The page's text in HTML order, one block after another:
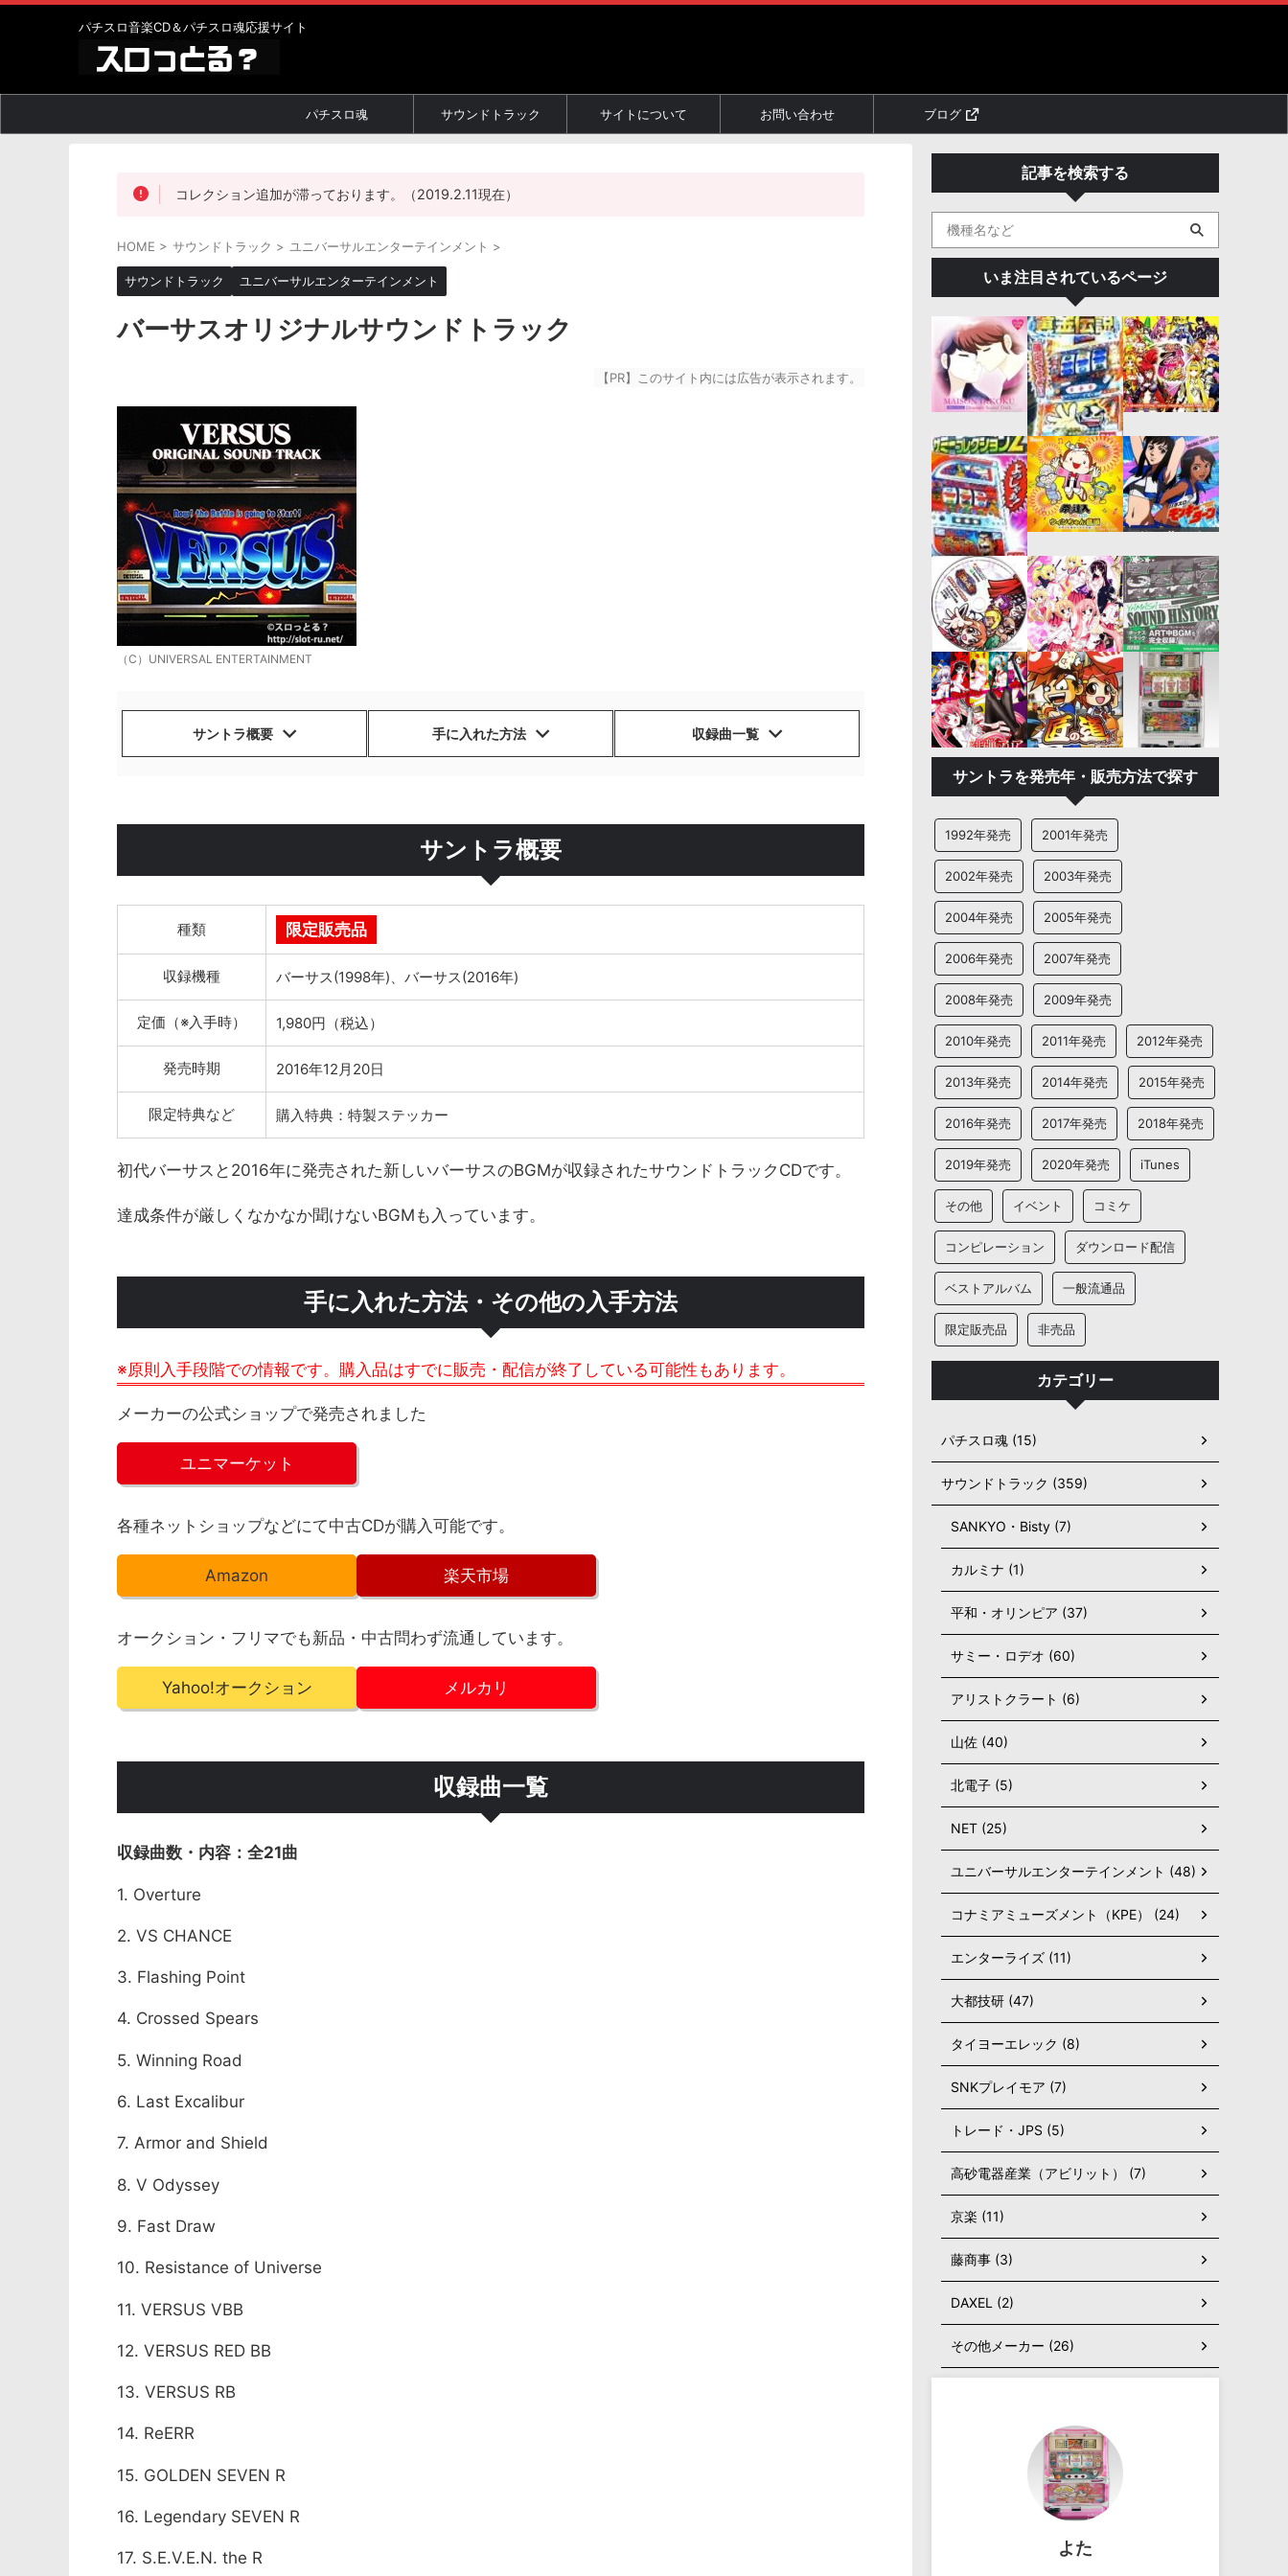
パチスロ音楽CD＆パチスロ魂応援サイト
パチスロ魂 サウンドトラック サイトについて お問い合わせ ブログ
コレクション追加が滞っております。（2019.2.11現在）
HOME > サウンドトラック > ユニバーサルエンターテインメント >
サウンドトラック ユニバーサルエンターテインメント
バーサスオリジナルサウンドトラック
【PR】このサイト内には広告が表示されます。
（C）UNIVERSAL ENTERTAINMENT
サントラ概要 手に入れた方法 収録曲一覧
サントラ概要
種類 限定販売品
収録機種 バーサス(1998年)、バーサス(2016年)
定価（※入手時） 1,980円（税込）
発売時期 2016年12月20日
限定特典など 購入特典：特製ステッカー
初代バーサスと2016年に発売された新しいバーサスのBGMが収録されたサウンドトラックCDです。
達成条件が厳しくなかなか聞けないBGMも入っています。
手に入れた方法・その他の入手方法
※原則入手段階での情報です。購入品はすでに販売・配信が終了している可能性もあります。
メーカーの公式ショップで発売されました
ユニマーケット
各種ネットショップなどにて中古CDが購入可能です。
Amazon 楽天市場
オークション・フリマでも新品・中古問わず流通しています。
Yahoo!オークション メルカリ
収録曲一覧
全21曲
1. Overture
2. VS CHANCE
3. Flashing Point
4. Crossed Spears
5. Winning Road
6. Last Excalibur
7. Armor and Shield
8. V Odyssey
9. Fast Draw
10. Resistance of Universe
11. VERSUS VBB
12. VERSUS RED BB
13. VERSUS RB
14. ReERR
15. GOLDEN SEVEN R
16. Legendary SEVEN R
17. S.E.V.E.N. the R
記事を検索する
いま注目されているページ
サントラを発売年・販売方法で探す
1992年発売 2001年発売
2002年発売 2003年発売
2004年発売 2005年発売
2006年発売 2007年発売
2008年発売 2009年発売
2010年発売 2011年発売 2012年発売
2013年発売 2014年発売 2015年発売
2016年発売 2017年発売 2018年発売
2019年発売 2020年発売 iTunes
その他 イベント コミケ
コンピレーション ダウンロード配信
ベストアルバム 一般流通品
限定販売品 非売品
カテゴリー
パチスロ魂 (15)
サウンドトラック (359)
SANKYO・Bisty (7)
カルミナ (1)
平和・オリンピア (37)
サミー・ロデオ (60)
アリストクラート (6)
山佐 (40)
北電子 (5)
NET (25)
ユニバーサルエンターテインメント (48)
コナミアミューズメント（KPE） (24)
エンターライズ (11)
大都技研 (47)
タイヨーエレック (8)
SNKプレイモア (7)
トレード・JPS (5)
高砂電器産業（アビリット） (7)
京楽 (11)
藤商事 (3)
DAXEL (2)
その他メーカー (26)
よた